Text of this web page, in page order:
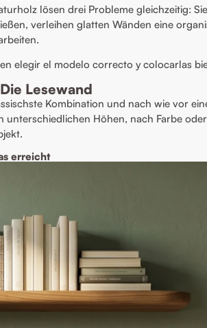
lösen drei Probleme gleichzeitig:
verleihen glatten Wänden eine
elegir el modelo correcto y colocarlas
Lesewand
Kombination und nach wie vor
unterschiedlichen Höhen, nach Farbe
erreicht